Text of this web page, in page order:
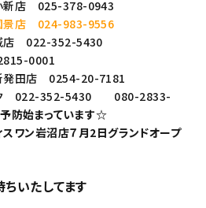
小新店 025-378-0943
図景店 024-983-9556
城店 022-352-5430
0001
新発田店 0254-20-7181
ク 022-352-5430 080-2833-
防始まっています☆
ワン岩沼店７月2日グランドオープ
いたしてます